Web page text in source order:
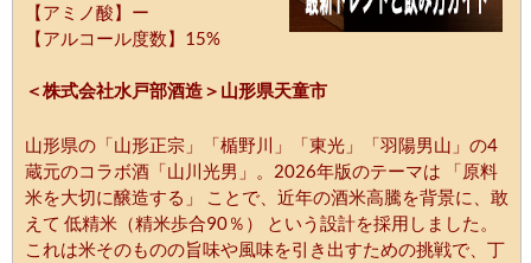
【アミノ酸】ー
【アルコール度数】15%
＜株式会社水戸部酒造＞山形県天童市
山形県の「山形正宗」「楯野川」「東光」「羽陽男山」の4
蔵元のコラボ酒「山川光男」。2026年版のテーマは 「原料
米を大切に醸造する」 ことで、近年の酒米高騰を背景に、敢
えて 低精米（精米歩合90％） という設計を採用しました。
これは米そのものの旨味や風味を引き出すための挑戦で、丁